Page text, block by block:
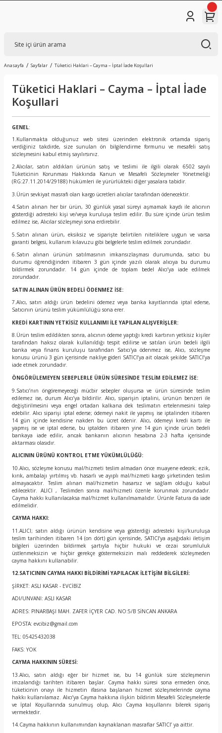
Anasayfa Sayfalar Tüketici Haklari – Cayma – İptal İade Koşullari
Tüketici Haklari – Cayma – İptal İade
Koşullari
GENEL:
1.Kullanmakta olduğunuz web sitesi üzerinden elektronik ortamda sipariş
verdiğiniz takdirde, size sunulan ön bilgilendirme formunu ve mesafeli satış
sözleşmesini kabul etmiş sayılırsınız.
2.Alıcılar, satın aldıkları ürünün satış ve teslimi ile ilgili olarak 6502 sayılı
Tüketicinin Korunması Hakkında Kanun ve Mesafeli Sözleşmeler Yönetmeliği
(RG:27.11.2014/29188) hükümleri ile yürürlükteki diğer yasalara tabidir.
3.Ürün sevkiyat masrafı olan kargo ücretleri alıcılar tarafından ödenecektir.
4.Satın alınan her bir ürün, 30 günlük yasal süreyi aşmamak kaydı ile alıcının
gösterdiği adresteki kişi ve/veya kuruluşa teslim edilir. Bu süre içinde ürün teslim
edilmez ise, Alıcılar sözleşmeyi sona erdirebilir.
5.Satın alınan ürün, eksiksiz ve siparişte belirtilen niteliklere uygun ve varsa
garanti belgesi, kullanım kılavuzu gibi belgelerle teslim edilmek zorundadır.
6.Satın alınan ürünün satılmasının imkansızlaşması durumunda, satıcı bu
durumu öğrendiğinden itibaren 3 gün içinde yazılı olarak alıcıya bu durumu
bildirmek zorundadır. 14 gün içinde de toplam bedel Alıcı’ya iade edilmek
zorundadır.
SATIN ALINAN ÜRÜN BEDELİ ÖDENMEZ İSE:
7.Alıcı, satın aldığı ürün bedelini ödemez veya banka kayıtlarında iptal ederse,
Satıcının ürünü teslim yükümlülüğü sona erer.
KREDİ KARTININ YETKİSİZ KULLANIMI İLE YAPILAN ALIŞVERİŞLER:
8.Ürün teslim edildikten sonra, alıcının ödeme yaptığı kredi kartının yetkisiz kişiler
tarafından haksız olarak kullanıldığı tespit edilirse ve satılan ürün bedeli ilgili
banka veya finans kuruluşu tarafından Satıcı'ya ödenmez ise, Alıcı, sözleşme
konusu ürünü 3 gün içerisinde nakliye gideri SATICI’ya ait olacak şekilde SATICI’ya
iade etmek zorundadır.
ÖNGÖRÜLEMEYEN SEBEPLERLE ÜRÜN SÜRESİNDE TESLİM EDİLEMEZ İSE:
9.Satıcı’nın öngöremeyeceği mücbir sebepler oluşursa ve ürün süresinde teslim
edilemez ise, durum Alıcı’ya bildirilir. Alıcı, siparişin iptalini, ürünün benzeri ile
değiştirilmesini veya engel ortadan kalkana dek teslimatın ertelenmesini talep
edebilir. Alıcı siparişi iptal ederse; ödemeyi nakit ile yapmış ise iptalinden itibaren
14 gün içinde kendisine nakden bu ücret ödenir. Alıcı, ödemeyi kredi kartı ile
yapmış ise ve iptal ederse, bu iptalden itibaren yine 14 gün içinde ürün bedeli
bankaya iade edilir, ancak bankanın alıcının hesabına 2-3 hafta içerisinde
aktarması olasıdır.
ALICININ ÜRÜNÜ KONTROL ETME YÜKÜMLÜLÜĞÜ:
10.Alıcı, sözleşme konusu mal/hizmeti teslim almadan önce muayene edecek; ezik,
kırık, ambalajı yırtılmış vb. hasarlı ve ayıplı mal/hizmeti kargo şirketinden teslim
almayacaktır. Teslim alınan mal/hizmetin hasarsız ve sağlam olduğu kabul
edilecektir. ALICI , Teslimden sonra mal/hizmeti özenle korunmak zorundadır.
Cayma hakkı kullanılacaksa mal/hizmet kullanılmamalıdır. Ürünle Fatura da iade
edilmelidir.
CAYMA HAKKI:
11.ALICI; satın aldığı ürünün kendisine veya gösterdiği adresteki kişi/kuruluşa
teslim tarihinden itibaren 14 (on dört) gün içerisinde, SATICI’ya aşağıdaki iletişim
bilgileri üzerinden bildirmek şartıyla hiçbir hukuki ve cezai sorumluluk
üstlenmeksizin ve hiçbir gerekçe göstermeksizin malı reddederek sözleşmeden
cayma hakkını kullanabilir.
12.SATICININ CAYMA HAKKI BİLDİRİMİ YAPILACAK İLETİŞİM BİLGİLERİ:
ŞİRKET: ASLI KASAR - EVCİBİZ
ADI/UNVANI: ASLI KASAR
ADRES: PINARBAŞI MAH. ZAFER İÇYER CAD. NO:5/B SİNCAN ANKARA
EPOSTA: evcibiz@gmail.com
TEL: 05425432038
FAKS: YOK
CAYMA HAKKININ SÜRESİ:
13.Alıcı, satın aldığı eğer bir hizmet ise, bu 14 günlük süre sözleşmenin
imzalandığı tarihten itibaren başlar. Cayma hakkı süresi sona ermeden önce,
tüketicinin onayı ile hizmetin ifasına başlanan hizmet sözleşmelerinde cayma
hakkı kullanılamaz. Alıcı’ya Cayma hakkına ilişkin bildirim Mesafeli Sözleşmelerde
ve İptal Koşullarında sunulmuş olup, Alıcı Cayma koşullarını bilerek sipariş
vermektedir.
14.Cayma hakkının kullanımından kaynaklanan masraflar SATICI’ ya aittir.